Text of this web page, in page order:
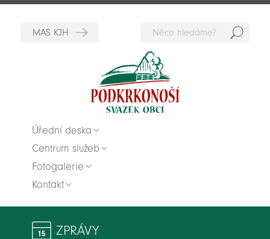
Úřední deska
Centrum služeb
Fotogalerie
Kontakt
ZPRÁVY